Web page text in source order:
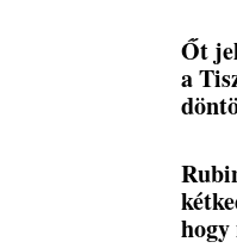
Őt
a
hogy